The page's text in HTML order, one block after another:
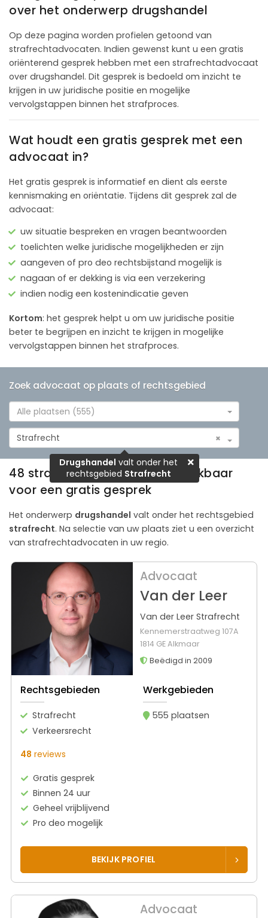
over het onderwerp drugshandel
Op deze pagina worden profielen getoond van
strafrechtadvocaten. Indien gewenst kunt u een gratis
oriënterend gesprek hebben met een strafrechtadvocaat
over drugshandel. Dit gesprek is bedoeld om inzicht te
krijgen in uw juridische positie en mogelijke
vervolgstappen binnen het strafproces.
Wat houdt een gratis gesprek met een
advocaat in?
Het gratis gesprek is informatief en dient als eerste
kennismaking en oriëntatie. Tijdens dit gesprek zal de
advocaat:
uw situatie bespreken en vragen beantwoorden
toelichten welke juridische mogelijkheden er zijn
aangeven of pro deo rechtsbijstand mogelijk is
nagaan of er dekking is via een verzekering
indien nodig een kostenindicatie geven
Kortom: het gesprek helpt u om uw juridische positie
beter te begrijpen en inzicht te krijgen in mogelijke
vervolgstappen binnen het strafproces.
Zoek advocaat op plaats of rechtsgebied
Alle plaatsen (555)
×
Strafrecht
Drugshandel valt onder het
rechtsgebied Strafrecht
48 strafrechtadvocaten beschikbaar
voor een gratis gesprek
Het onderwerp drugshandel valt onder het rechtsgebied
strafrecht. Na selectie van uw plaats ziet u een overzicht
van strafrechtadvocaten in uw regio.
Advocaat
Van der Leer
Van der Leer Strafrecht
Kennemerstraatweg 107A
1814 GE Alkmaar
Beëdigd in 2009
Rechtsgebieden
Strafrecht
Verkeersrecht
Werkgebieden
555 plaatsen
48 reviews
Gratis gesprek
Binnen 24 uur
Geheel vrijblijvend
Pro deo mogelijk
BEKIJK PROFIEL
Advocaat